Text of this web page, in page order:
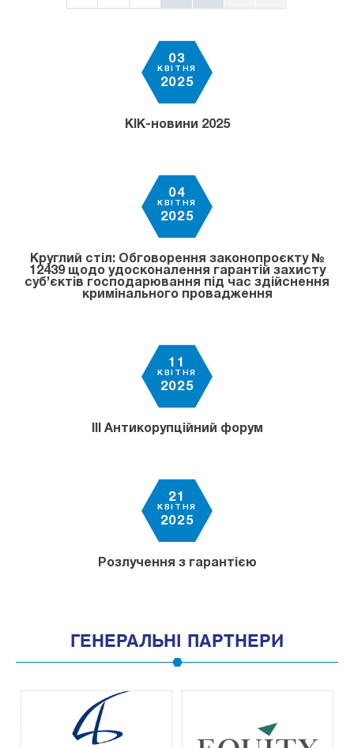
03
КВІТНЯ
2025
КІК-новини 2025
04
КВІТНЯ
2025
Круглий стіл: Обговорення законопроєкту №
12439 щодо удосконалення гарантій захисту
суб’єктів господарювання під час здійснення
кримінального провадження
11
КВІТНЯ
2025
ІІІ Антикорупційний форум
21
КВІТНЯ
2025
Розлучення з гарантією
ГЕНЕРАЛЬНІ ПАРТНЕРИ